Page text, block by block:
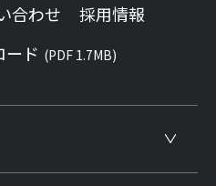
合わせ
採用情報
ード (PDF 1.7MB)